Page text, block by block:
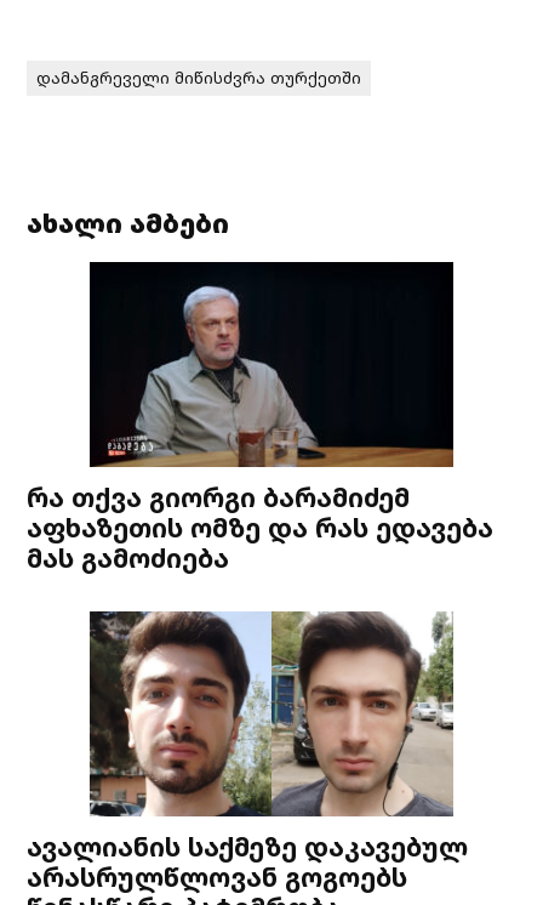
დამანგრეველი მიწისძვრა თურქეთში
ახალი ამბები
რა თქვა გიორგი ბარამიძემ
აფხაზეთის ომზე და რას ედავება
მას გამოძიება
ავალიანის საქმეზე დაკავებულ
არასრულწლოვან გოგოებს